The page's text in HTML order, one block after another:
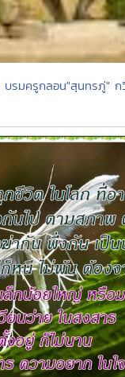
รมครูกลอน"สุนทรภู่" ก